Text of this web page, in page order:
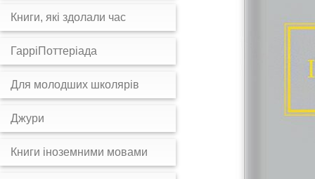
Книги, які здолали час
ГарріПоттеріада
Для молодших школярів
Джури
Книги іноземними мовами